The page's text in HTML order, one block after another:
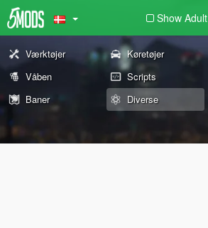
Show Adult
Værktøjer Køretøjer
Våben
Scripts
Baner
Diverse